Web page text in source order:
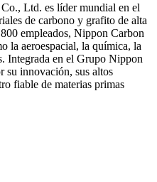
Ltd. es líder mundial en el
de carbono y grafito de alta
empleados, Nippon Carbon
la aeroespacial, la química, la
Integrada en el Grupo Nippon
su innovación, sus altos
fiable de materias primas